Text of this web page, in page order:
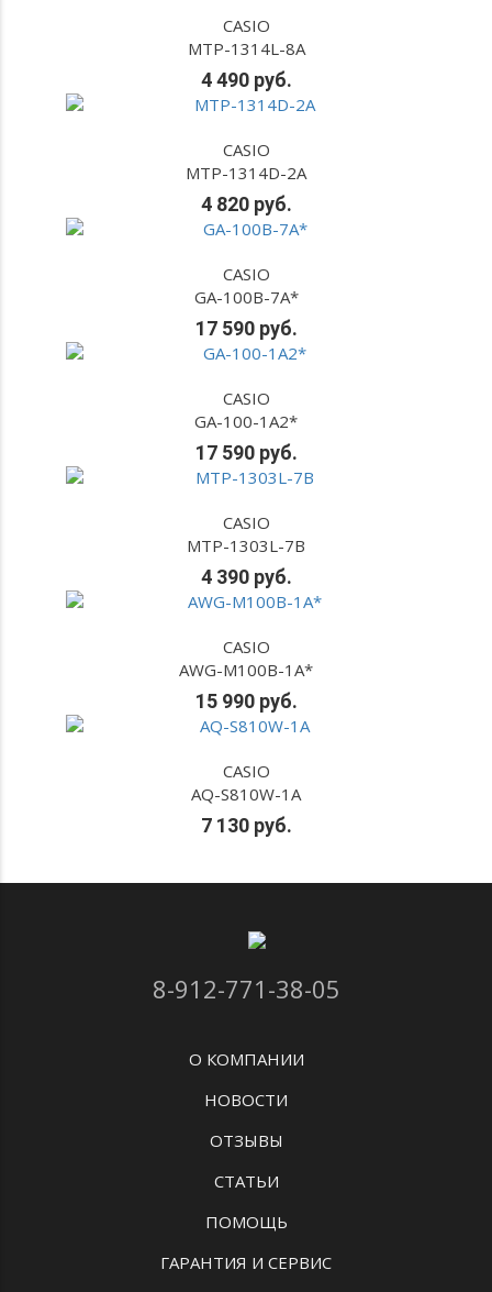
CASIO
MTP-1314L-8A
4 490 руб.
CASIO
MTP-1314D-2A
4 820 руб.
CASIO
GA-100B-7A*
17 590 руб.
CASIO
GA-100-1A2*
17 590 руб.
CASIO
MTP-1303L-7B
4 390 руб.
CASIO
AWG-M100B-1A*
15 990 руб.
CASIO
AQ-S810W-1A
7 130 руб.
8-912-771-38-05
О КОМПАНИИ
НОВОСТИ
ОТЗЫВЫ
СТАТЬИ
ПОМОЩЬ
ГАРАНТИЯ И СЕРВИС